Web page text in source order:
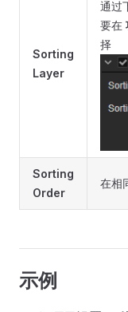
Sorting
Layer
通过
要在
择
Sorting
Order
在相
示例